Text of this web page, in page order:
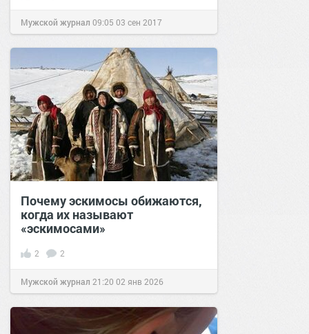
Мужской журнал 09:05 03 сен 2017
Почему эскимосы обижаются,
когда их называют
«эскимосами»
2 2
Мужской журнал 21:20 02 янв 2026